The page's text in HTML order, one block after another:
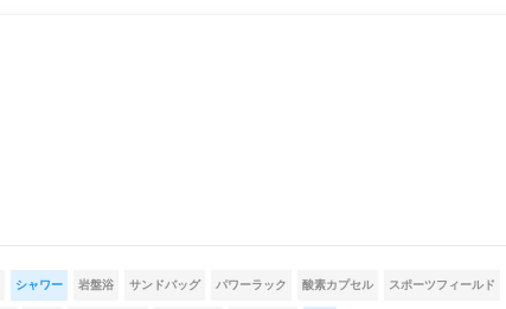
シャワー 岩盤浴 サンドバッグ パワーラック 酸素カプセル スポーツフィールド